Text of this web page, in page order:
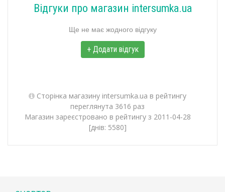
Відгуки про магазин intersumka.ua
Ще не має жодного відгуку
+ Додати відгук
Сторінка магазину intersumka.ua в рейтингу
переглянута 3616 раз
Магазин зареєстровано в рейтингу з 2011-04-28
[днів: 5580]